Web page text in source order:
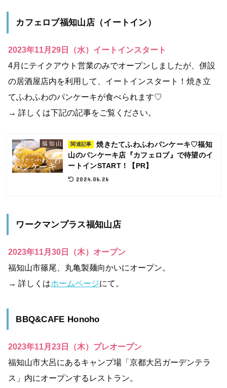
カフェロブ福知山店（イートイン）
2023年11月29日（水）イートインスタート
4月にテイクアウト営業のみでオープンしましたが、併設
の居酒屋店内を利用して、イートインスタート！焼き立
てふわふわのパンケーキが食べられます♡
→ 詳しくは下記の記事をご覧ください。
関連記事
焼きたてふわふわパンケーキ♡福知
山のパンケーキ店『カフェロブ』で待望のイ
ートインSTART！【PR】
2024.06.26
ワークマンプラス福知山店
2023年11月30日（木）オープン
福知山市篠尾、丸亀製麺向かいにオープン。
→ 詳しくはホームページにて。
BBQ&CAFE Honoho
2023年11月23日（木）プレオープン
福知山市大呂にあるキャンプ場「京都大呂ガーデンテラ
ス」内にオープンするレストラン。